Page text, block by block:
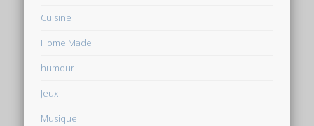
Cuisine
Home Made
humour
Jeux
Musique